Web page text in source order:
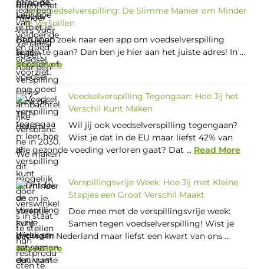
App Voedselverspilling: De Slimme Manier om Minder
te Verspillen
Ben je op zoek naar een app om voedselverspilling
tegen te gaan? Dan ben je hier aan het juiste adres! In ...
Read More
Voedselverspilling Tegengaan: Hoe Jij het
Verschil Kunt Maken
Wil jij ook voedselverspilling tegengaan?
Wist je dat in de EU maar liefst 42% van
alle gezonde voeding verloren gaat? Dat ... Read More
Verspillingsvrije Week: Hoe Jij met Kleine
Stapjes een Groot Verschil Maakt
Doe mee met de verspillingsvrije week:
Samen tegen voedselverspilling! Wist je
dat we in Nederland maar liefst een kwart van ons ...
Read More